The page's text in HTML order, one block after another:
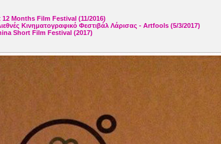
Months Film Festival (11/2016)
Κινηματογραφικό Φεστιβάλ Λάρισας - Artfools (5/3/2017)
Short Film Festival (2017)